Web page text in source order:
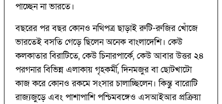
পাচ্ছেন না ভারতে।
বছরের পর বছর কোনও নথিপত্র ছাড়াই রুটি-রুজির খোঁজে
ভারতেই বসতি গেড়ে ছিলেন অনেক বাংলাদেশি। কেউ
কলকাতার বিরাটিতে, কেউ চিনারপার্কে, কেউ আবার উত্তর ২৪
পরগনার বিভিন্ন এলাকায় গৃহকর্মী, দিনমজুর বা ছোটখাটো
কাজ করে কোনও রকমে সংসার চালাচ্ছিলেন। কিন্তু বারোটি
রাজ্যজুড়ে এবং পাশাপাশি পশ্চিমবঙ্গেও এসআইআর প্রক্রিয়া